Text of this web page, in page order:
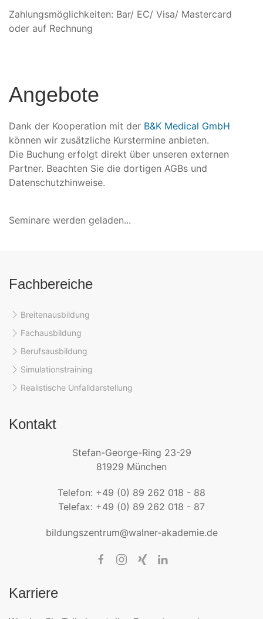
Zahlungsmöglichkeiten: Bar/ EC/ Visa/ Mastercard
oder auf Rechnung
Angebote
Dank der Kooperation mit der B&K Medical GmbH
können wir zusätzliche Kurstermine anbieten.
Die Buchung erfolgt direkt über unseren externen
Partner. Beachten Sie die dortigen AGBs und
Datenschutzhinweise.
Seminare werden geladen...
Fachbereiche
Breitenausbildung
Fachausbildung
Berufsausbildung
Simulationstraining
Realistische Unfalldarstellung
Kontakt
Stefan-George-Ring 23-29
81929 München
Telefon: +49 (0) 89 262 018 - 88
Telefax: +49 (0) 89 262 018 - 87
bildungszentrum@walner-akademie.de
Karriere